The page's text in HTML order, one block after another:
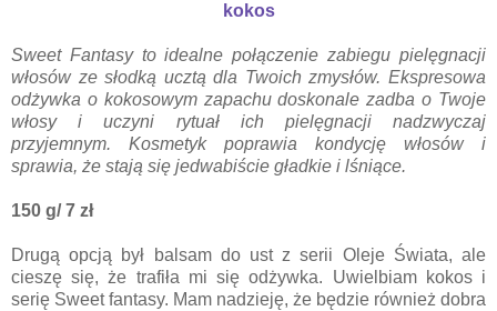
kokos
Sweet Fantasy to idealne połączenie zabiegu pielęgnacji
włosów ze słodką ucztą dla Twoich zmysłów. Ekspresowa
odżywka o kokosowym zapachu doskonale zadba o Twoje
włosy i uczyni rytuał ich pielęgnacji nadzwyczaj
przyjemnym. Kosmetyk poprawia kondycję włosów i
sprawia, że stają się jedwabiście gładkie i lśniące.
150 g/ 7 zł
Drugą opcją był balsam do ust z serii Oleje Świata, ale
cieszę się, że trafiła mi się odżywka. Uwielbiam kokos i
serię Sweet fantasy. Mam nadzieję, że będzie również dobra